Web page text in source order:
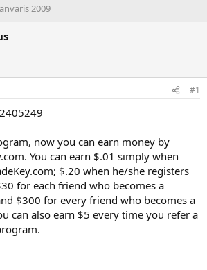
2009
#1
now you can earn money by
You can earn $.01 simply when
$.20 when he/she registers
for each friend who becomes a
$300 for every friend who becomes a
can also earn $5 every time you refer a